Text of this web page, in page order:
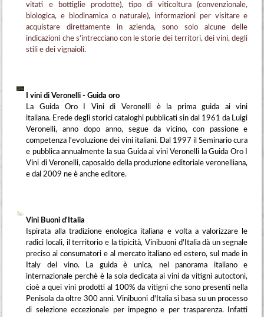
vitati e bottiglie prodotte), tipo di viticoltura (convenzionale,
biologica, e biodinamica o naturale), informazioni per visitare e
acquistare direttamente in azienda, sono solo alcune delle
indicazioni che s'intrecciano con le storie dei territori, dei vini, degli
stili e dei vignaioli.
I vini di Veronelli - Guida oro
La Guida Oro I Vini di Veronelli è la prima guida ai vini
italiana. Erede degli storici cataloghi pubblicati sin dal 1961 da Luigi
Veronelli, anno dopo anno, segue da vicino, con passione e
competenza l'evoluzione dei vini italiani. Dal 1997 il Seminario cura
e pubblica annualmente la sua Guida ai vini Veronelli la Guida Oro I
Vini di Veronelli, caposaldo della produzione editoriale veronelliana,
e dal 2009 ne è anche editore.
Vini Buoni d'Italia
Ispirata alla tradizione enologica italiana e volta a valorizzare le
radici locali, il territorio e la tipicità, Vinibuoni d'Italia dà un segnale
preciso ai consumatori e al mercato italiano ed estero, sul made in
Italy del vino. La guida è unica, nel panorama italiano e
internazionale perchè è la sola dedicata ai vini da vitigni autoctoni,
cioè a quei vini prodotti al 100% da vitigni che sono presenti nella
Penisola da oltre 300 anni. Vinibuoni d'Italia si basa su un processo
di selezione eccezionale per impegno e per trasparenza. Infatti